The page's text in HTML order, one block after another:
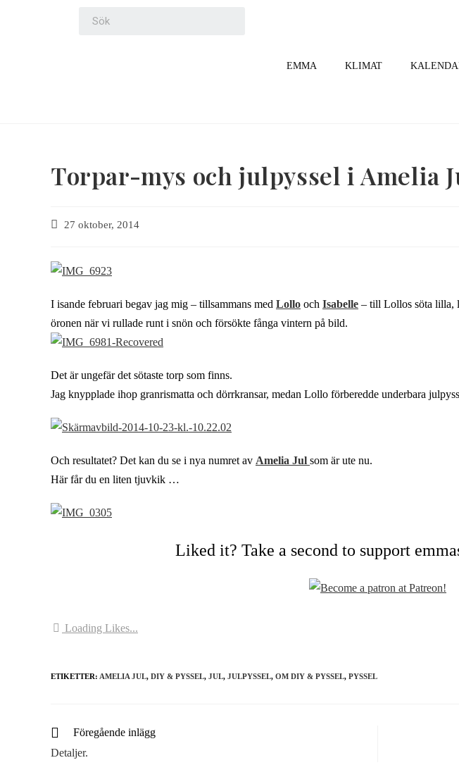
EMMA KLIMAT
Torpar-mys och julpyssel i Amelia
27 oktober, 2014
I isande februari begav jag mig – tillsammans med Lollo och Isabelle – till Lollos söta lilla,
öronen när vi rullade runt i snön och försökte fånga vintern på bild.
Det är ungefär det sötaste torp som finns.
Jag knypplade ihop granrismatta och dörrkransar, medan Lollo förberedde underbara
Och resultatet? Det kan du se i nya numret av Amelia Jul som är ute nu.
Här får du en liten tjuvkik …
Liked it? Take a second to support
Loading Likes...
ETIKETTER: AMELIA JUL, DIY & PYSSEL, JUL, JULPYSSEL, OM DIY & PYSSEL, PYSSEL
Föregående inlägg
Detaljer.